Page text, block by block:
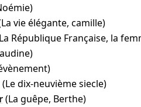
vie élégante, camille)
République Française, la
(Le dix-neuvième siecle)
(La guêpe, Berthe)